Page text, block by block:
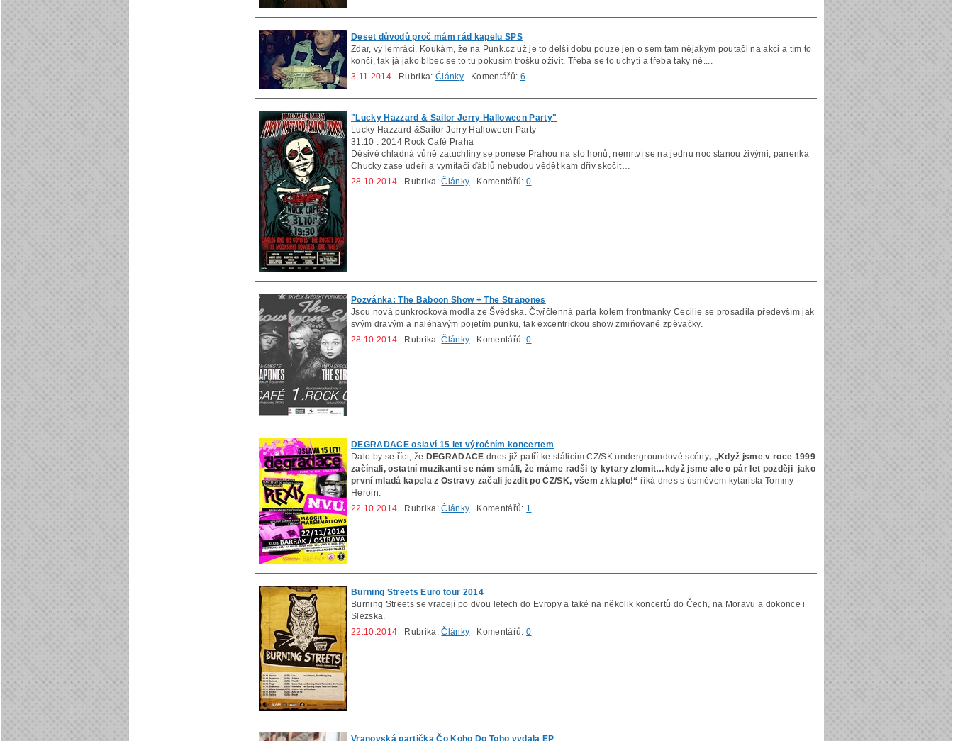
Deset důvodů proč mám rád kapelu SPS
Zdar, vy lemráci. Koukám, že na Punk.cz už je to delší dobu pouze jen o sem tam nějakým poutači na akci a tím to
končí, tak já jako blbec se to tu pokusím trošku oživit. Třeba se to uchytí a třeba taky né....
3.11.2014 Rubrika:Články Komentářů: 6
"Lucky Hazzard & Sailor Jerry Halloween Party"
Lucky Hazzard &Sailor Jerry Halloween Party
31.10 . 2014 Rock Café Praha
Děsivě chladná vůně zatuchliny se ponese Prahou na sto honů, nemrtví se na jednu noc stanou živými, panenka
Chucky zase udeří a vymítači ďáblů nebudou vědět kam dřív skočit…
28.10.2014 Rubrika:Články Komentářů:0
Pozvánka: The Baboon Show + The Strapones
Jsou nová punkrocková modla ze Švédska. Čtyřčlenná parta kolem frontmanky Cecilie se prosadila především jak
svým dravým a naléhavým pojetím punku, tak excentrickou show zmiňované zpěvačky.
28.10.2014 Rubrika:Články Komentářů:0
DEGRADACE oslaví 15 let výročním koncertem
Dalo by se říct, že DEGRADACE dnes již patří ke stálicím CZ/SK undergroundové scény, „Když jsme v roce 1999
začínali, ostatní muzikanti se nám smáli, že máme radši ty kytary zlomit…když jsme ale o pár let později jako
první mladá kapela z Ostravy začali jezdit po CZ/SK, všem zklaplo!“ říká dnes s úsměvem kytarista Tommy
Heroin.
22.10.2014 Rubrika:Články Komentářů: 1
Burning Streets Euro tour 2014
Burning Streets se vracejí po dvou letech do Evropy a také na několik koncertů do Čech, na Moravu a dokonce i
Slezska.
22.10.2014 Rubrika:Články Komentářů:0